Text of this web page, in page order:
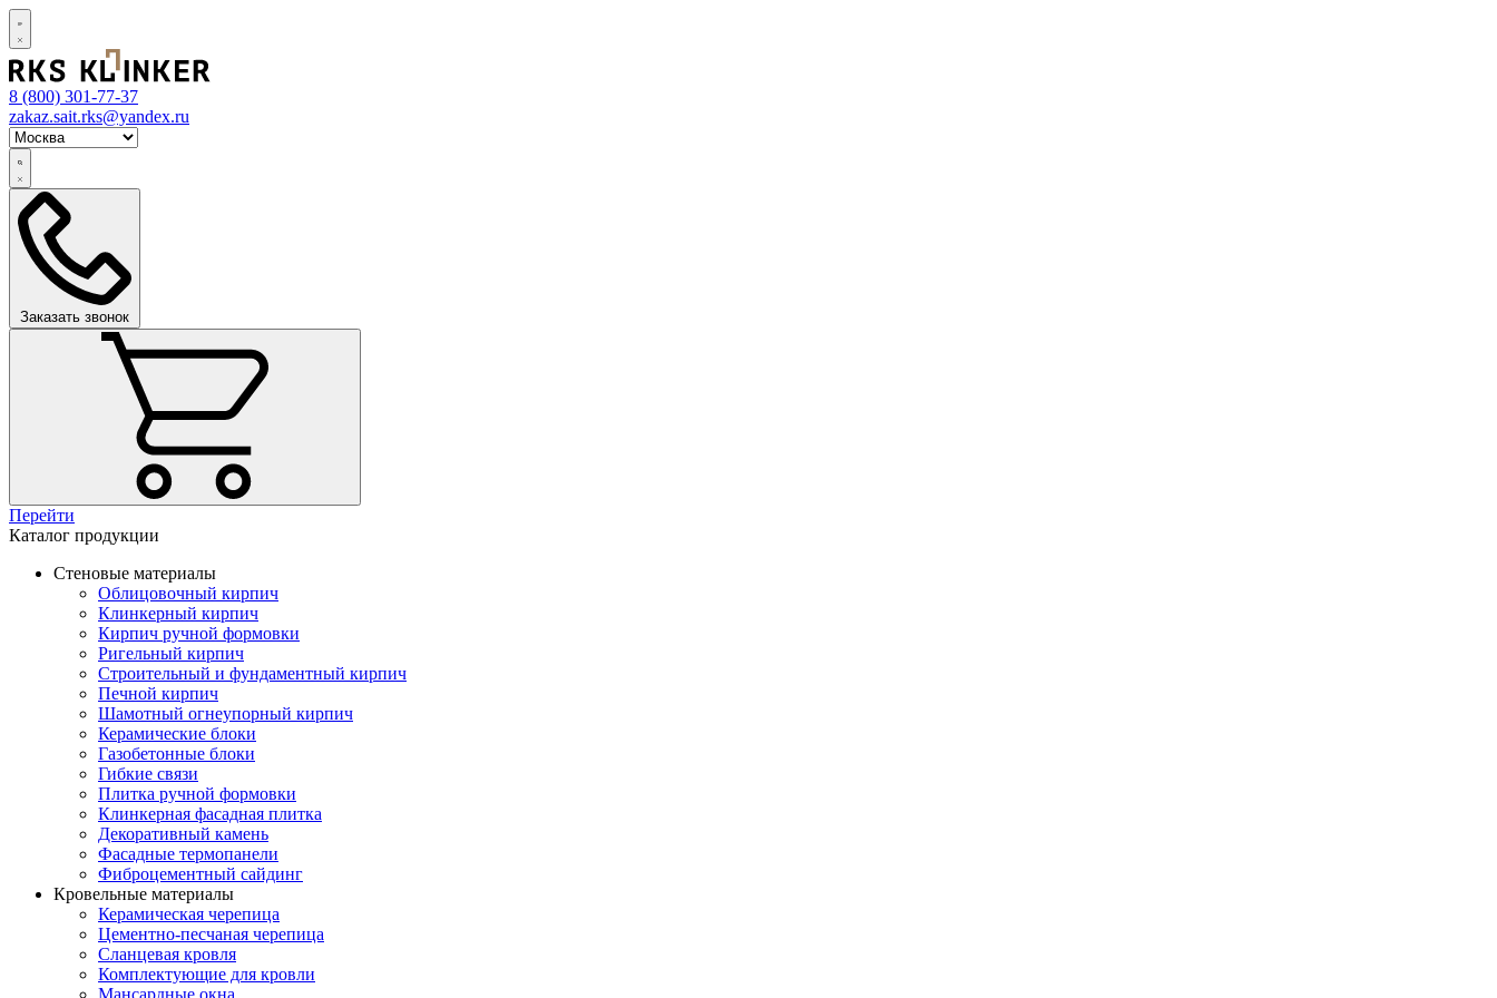
8 (800) 301-77-37
zakaz.sait.rks@yandex.ru
Заказать звонок
Перейти
Каталог продукции
Стеновые материалы
Облицовочный кирпич
Клинкерный кирпич
Кирпич ручной формовки
Ригельный кирпич
Строительный и фундаментный кирпич
Печной кирпич
Шамотный огнеупорный кирпич
Керамические блоки
Газобетонные блоки
Гибкие связи
Плитка ручной формовки
Клинкерная фасадная плитка
Декоративный камень
Фасадные термопанели
Фиброцементный сайдинг
Кровельные материалы
Керамическая черепица
Цементно-песчаная черепица
Сланцевая кровля
Комплектующие для кровли
Мансардные окна